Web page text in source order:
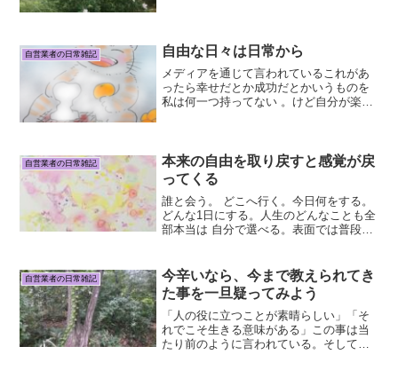
態は何も変わっていない。...
自営業者の日常雑記 自由な日々は日常から
メディアを通じて言われているこれがあ
ったら幸せだとか成功だとかいうものを
私は何一つ持ってない 。けど自分が楽し
前。常に目標を持たない...
自営業者の日常雑記
本来の自由を取り戻すと感覚が戻
ってくる
誰と会う。 どこへ行く。今日何をする。
どんな1日にする。人生のどんなことも全
部本当は 自分で選べる。表面では普段意
き寄せているということには違いない。
当たり前すぎて気が...
自営業者の日常雑記
今辛いなら、今まで教えられてき
た事を一旦疑ってみよう
「人の役に立つことが素晴らしい」「そ
れでこそ生きる意味がある」この事は当
たり前のように言われている。そして、